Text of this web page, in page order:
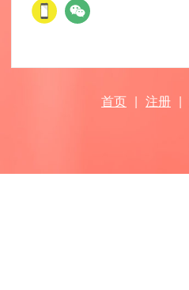
首页 | 注册 |